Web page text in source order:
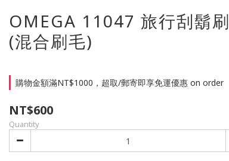
OMEGA 11047 旅行刮鬍刷
(混合刷毛)
購物金額滿NT$1000，超取/郵寄即享免運優惠 on order
NT$600
Quantity